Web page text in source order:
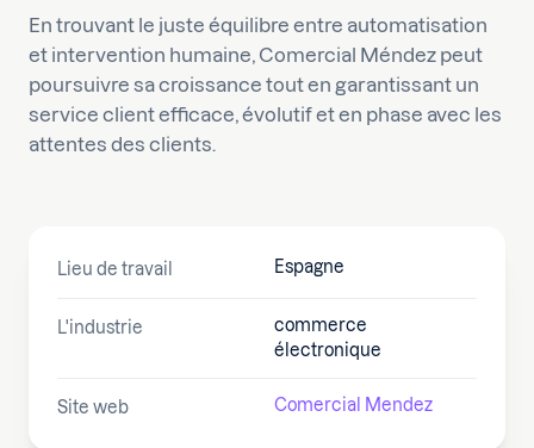
Lieu de travail Espagne
L'industrie
commerce
électronique
Site web Comercial Mendez
En trouvant le juste équilibre entre automatisation
et intervention humaine, Comercial Méndez peut
poursuivre sa croissance tout en garantissant un
service client efficace, évolutif et en phase avec les
attentes des clients.